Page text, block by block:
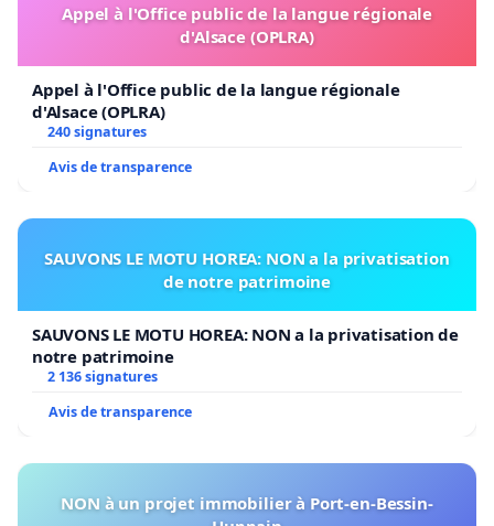
Appel à l'Office public de la langue régionale
d'Alsace (OPLRA)
Appel à l'Office public de la langue régionale
d'Alsace (OPLRA)
240 signatures
Avis de transparence
SAUVONS LE MOTU HOREA: NON a la privatisation
de notre patrimoine
SAUVONS LE MOTU HOREA: NON a la privatisation de
notre patrimoine
2 136 signatures
Avis de transparence
NON à un projet immobilier à Port-en-Bessin-